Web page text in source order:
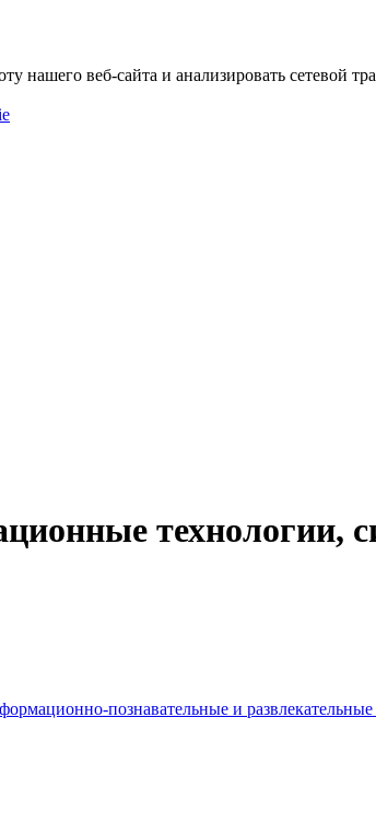
нашего веб-сайта и анализировать сетевой
технологии,
познавательные и